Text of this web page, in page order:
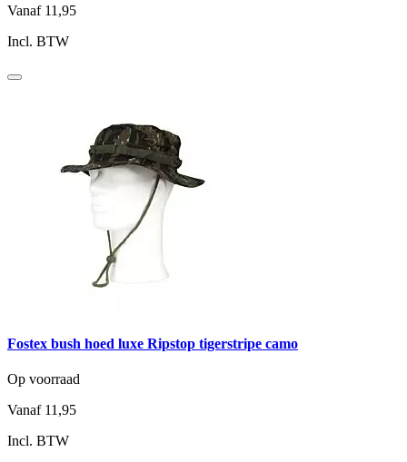
Vanaf 11,95
Incl. BTW
Fostex bush hoed luxe Ripstop tigerstripe camo
Op voorraad
Vanaf 11,95
Incl. BTW